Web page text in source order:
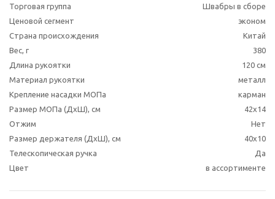
Торговая группа
Швабры в сборе
Ценовой сегмент
эконом
Страна происхождения
Китай
Вес, г
380
Длина рукоятки
120 см
Материал рукоятки
металл
Крепление насадки МОПа
карман
Размер МОПа (ДхШ), см
42x14
Отжим
Нет
Размер держателя (ДхШ), см
40x10
Телескопическая ручка
Да
Цвет
в ассортименте